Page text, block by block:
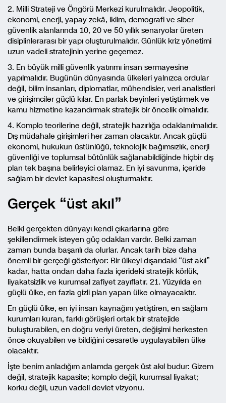
2. Milli Strateji ve Öngörü Merkezi kurulmalıdır. Jeopolitik,
ekonomi, enerji, yapay zekâ, iklim, demografi ve siber
güvenlik alanlarında 10, 20 ve 50 yıllık senaryolar üreten
disiplinlerarası bir yapı oluşturulmalıdır. Günlük kriz yönetimi
uzun vadeli stratejinin yerine geçemez.
3. En büyük millî güvenlik yatırımı insan sermayesine
yapılmalıdır. Bugünün dünyasında ülkeleri yalnızca ordular
değil, bilim insanları, diplomatlar, mühendisler, veri analistleri
ve girişimciler güçlü kılar. En parlak beyinleri yetiştirmek ve
kamu hizmetine kazandırmak stratejik bir öncelik olmalıdır.
4. Komplo teorilerine değil, stratejik hazırlığa odaklanılmalıdır.
Dış müdahale girişimleri her zaman olacaktır. Ancak güçlü
ekonomi, hukukun üstünlüğü, teknolojik bağımsızlık, enerji
güvenliği ve toplumsal bütünlük sağlanabildiğinde hiçbir dış
plan tek başına belirleyici olamaz. En iyi savunma, içeride
sağlam bir devlet kapasitesi oluşturmaktır.
Gerçek “üst akıl”
Belki gerçekten dünyayı kendi çıkarlarına göre
şekillendirmek isteyen güç odakları vardır. Belki zaman
zaman bunda başarılı da olurlar. Ancak tarih bize daha
önemli bir gerçeği gösteriyor: Bir ülkeyi dışarıdaki “üst akıl”
kadar, hatta ondan daha fazla içerideki stratejik körlük,
liyakatsizlik ve kurumsal zafiyet zayıflatır. 21. Yüzyılda en
güçlü ülke, en fazla gizli plan yapan ülke olmayacaktır.
En güçlü ülke, en iyi insan kaynağını yetiştiren, en sağlam
kurumları kuran, farklı görüşleri ortak bir stratejide
buluşturabilen, en doğru veriyi üreten, değişimi herkesten
önce okuyabilen ve bildiğini cesaretle uygulayabilen ülke
olacaktır.
İşte benim anladığım anlamda gerçek üst akıl budur: Gizem
değil, stratejik kapasite; komplo değil, kurumsal liyakat;
korku değil, uzun vadeli devlet vizyonu.